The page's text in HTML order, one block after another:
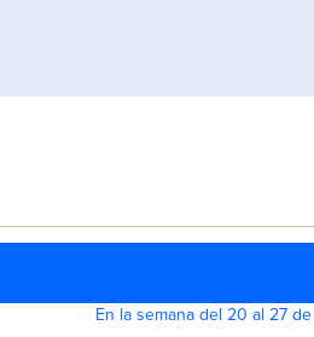
En la semana del 20 al 27